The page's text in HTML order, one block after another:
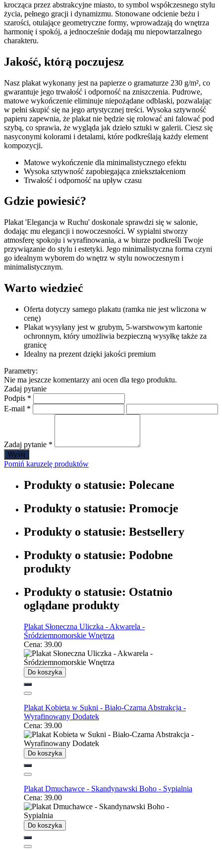
krocząca przez abstrakcyjne miasto, to symbol współczesnego stylu
życia, pełnego gracji i dynamizmu. Stonowane odcienie beżu i
szarości, otulające geometryczne formy, wprowadzają do wnętrza
harmonię i spokój, a jednocześnie dodają mu niepowtarzalnego
charakteru.
Jakość, którą poczujesz
Nasz plakat wykonany jest na papierze o gramaturze 230 g/m², co
gwarantuje jego trwałość i odporność na zniszczenia. Pudrowe,
matowe wykończenie eliminuje niepożądane odblaski, pozwalając
w pełni skupić się na jego artystycznej treści. Wysoka sztywność
papieru zapewnia, że plakat nie będzie się rolować ani falować pod
szybą, co sprawia, że wygląda jak dzieło sztuki w galerii. Ciesz się
nasyconymi kolorami i detalami, które podkreślają każdy element
kompozycji.
Matowe wykończenie dla minimalistycznego efektu
Wysoka sztywność zapobiegająca zniekształceniom
Trwałość i odporność na upływ czasu
Gdzie powiesić?
Plakat 'Elegancja w Ruchu' doskonale sprawdzi się w salonie,
dodając mu elegancji i nowoczesności. W sypialni stworzy
atmosferę spokoju i wyrafinowania, a w biurze podkreśli Twoje
przywiązanie do stylu i estetyki. Jego minimalistyczna forma czyni
go idealnym wyborem do wnętrz w stylu nowoczesnym i
minimalistycznym.
Warto wiedzieć
Oferta dotyczy samego plakatu (ramka nie jest wliczona w
cenę)
Plakat wysyłany jest w grubym, 5-warstwowym kartonie
ochronnym, który umożliwia bezpieczną wysyłkę także za
granicę
Idealny na prezent dzięki jakości premium
Parametry:
Nie ma jeszcze komentarzy ani ocen dla tego produktu.
Zadaj pytanie
Podpis *
E-mail *
Zadaj pytanie *
Wyślij
Pomiń karuzelę produktów
Produkty o statusie: Polecane
Produkty o statusie: Promocje
Produkty o statusie: Bestsellery
Produkty o statusie: Podobne
produkty
Produkty o statusie: Ostatnio
oglądane produkty
Plakat Słoneczna Uliczka - Akwarela -
Śródziemnomorskie Wnętrza
Cena: 39.00
Do koszyka
Plakat Kobieta w Sukni - Biało-Czarna Abstrakcja -
Wyrafinowany Dodatek
Cena: 39.00
Do koszyka
Plakat Dmuchawce - Skandynawski Boho - Sypialnia
Cena: 39.00
Do koszyka